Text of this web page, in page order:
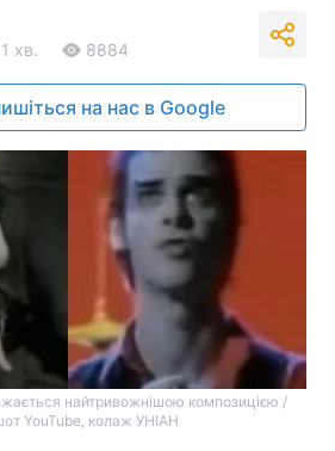
1 хв. 8884
на нас в Google
найтривожнішою композицією /
YouTube, колаж УНІАН